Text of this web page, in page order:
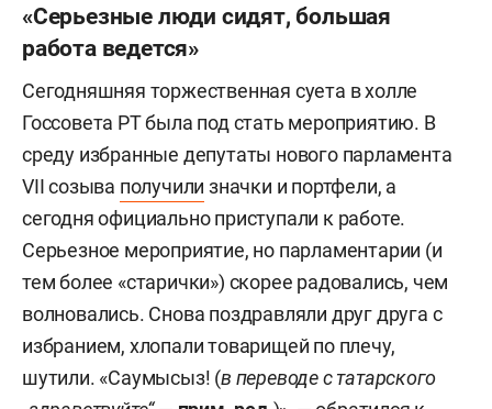
«Серьезные люди сидят, большая
работа ведется»
Сегодняшняя торжественная суета в холле
Госсовета РТ была под стать мероприятию. В
среду избранные депутаты нового парламента
VII созыва получили значки и портфели, а
сегодня официально приступали к работе.
Серьезное мероприятие, но парламентарии (и
тем более «старички») скорее радовались, чем
волновались. Снова поздравляли друг друга с
избранием, хлопали товарищей по плечу,
шутили. «Саумысыз! (в переводе с татарского